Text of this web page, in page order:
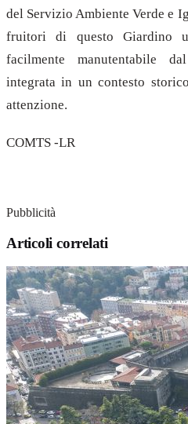
del Servizio Ambiente Verde e
fruitori di questo Giardino
facilmente manutentabile
integrata in un contesto
attenzione.
COMTS -LR
Pubblicità
Articoli correlati